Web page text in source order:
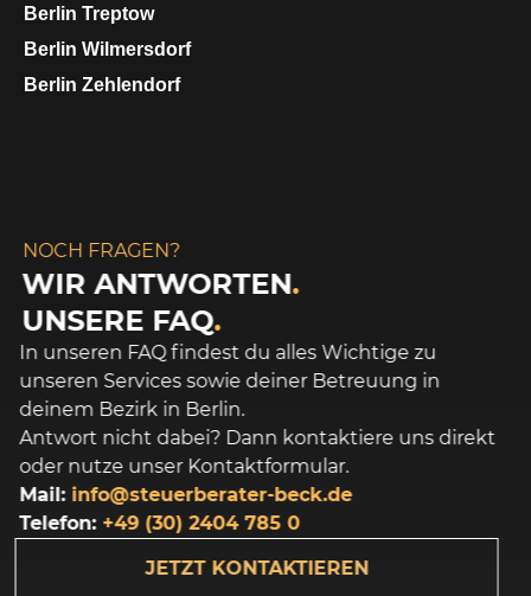
Berlin Treptow
Berlin Wilmersdorf
Berlin Zehlendorf
NOCH FRAGEN?
WIR ANTWORTEN.
UNSERE FAQ.
In unseren FAQ findest du alles Wichtige zu
unseren Services sowie deiner Betreuung in
deinem Bezirk in Berlin.
Antwort nicht dabei? Dann kontaktiere uns direkt
oder nutze unser Kontaktformular.
Mail:info@steuerberater-beck.de
Telefon:+49 (30) 2404 785 0
JETZT KONTAKTIEREN